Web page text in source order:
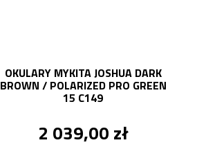
OKULARY MYKITA JOSHUA DARK
BROWN / POLARIZED PRO GREEN
15 C149
2 039,00 zł